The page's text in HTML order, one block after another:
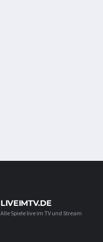
LIVEIMTV.DE
Alle Spiele live im TV und Stream